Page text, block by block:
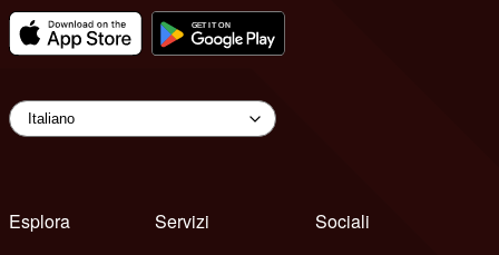
Esplora
Servizi
Sociali